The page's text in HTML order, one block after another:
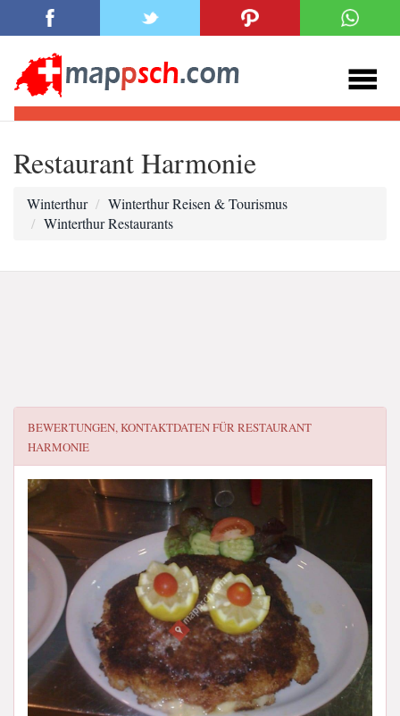
Restaurant Harmonie
Winterthur
Winterthur Reisen & Tourismus
Winterthur Restaurants
BEWERTUNGEN, KONTAKTDATEN FÜRRESTAURANT
HARMONIE